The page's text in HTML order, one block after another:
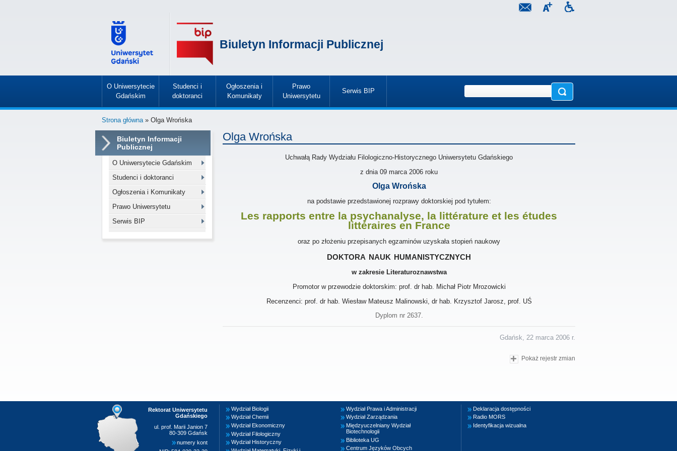
Biuletyn Informacji Publicznej
O Uniwersytecie
Gdańskim
»
Studenci i
doktoranci
»
Ogłoszenia i
Komunikaty
»
Prawo
Uniwersytetu
»
Serwis BIP
»
Strona główna» Olga Wrońska
Biuletyn Informacji
Publicznej
O Uniwersytecie Gdańskim
Studenci i doktoranci
Ogłoszenia i Komunikaty
Prawo Uniwersytetu
Serwis BIP
Olga Wrońska
Uchwałą Rady Wydziału Filologiczno-Historycznego Uniwersytetu Gdańskiego
z dnia 09 marca 2006 roku
Olga Wrońska
na podstawie przedstawionej rozprawy doktorskiej pod tytułem:
Les rapports entre la psychanalyse, la littérature et les études
littéraires en France
oraz po złożeniu przepisanych egzaminów uzyskała stopień naukowy
doktora nauk humanistycznych
w zakresie Literaturoznawstwa
Promotor w przewodzie doktorskim: prof. dr hab. Michał Piotr Mrozowicki
Recenzenci: prof. dr hab. Wiesław Mateusz Malinowski, dr hab. Krzysztof Jarosz, prof. UŚ
Dyplom nr 2637.
Gdańsk, 22 marca 2006 r.
Pokaż rejestr zmian
Rektorat Uniwersytetu
Gdańskiego
ul. prof. Marii Janion 7
80-309 Gdańsk
numery kont
Wydział Biologii
Wydział Chemii
Wydział Ekonomiczny
Wydział Filologiczny
Wydział Historyczny
Wydział Prawa i Administracji
Wydział Zarządzania
Międzyuczelniany Wydział
Biotechnologii
Biblioteka UG
Centrum Języków Obcych
Deklaracja dostępności
Radio MORS
Identyfikacja wizualna